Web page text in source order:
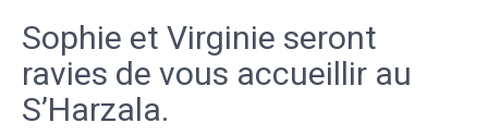
Sophie et Virginie seront
ravies de vous accueillir au
S’Harzala.